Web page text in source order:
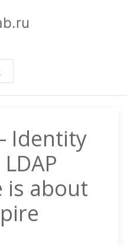
Identity
is about